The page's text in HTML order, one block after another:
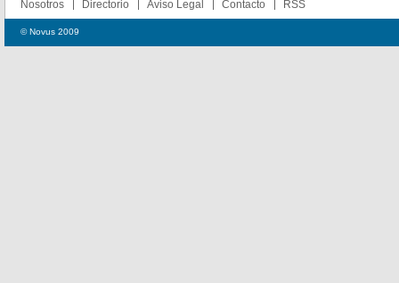
Nosotros Directorio Aviso Legal Contacto RSS
© Novus 2009